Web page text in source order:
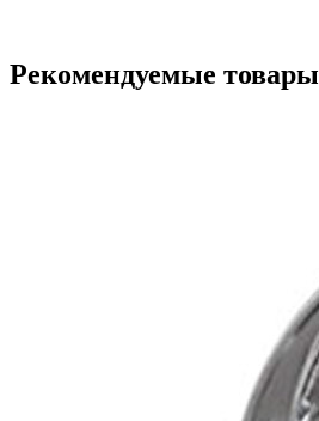
Рекомендуемые товары